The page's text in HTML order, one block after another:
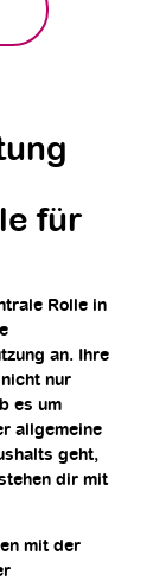
für
Rolle in
an. Ihre
nur
es um
allgemeine
geht,
dir mit
mit der